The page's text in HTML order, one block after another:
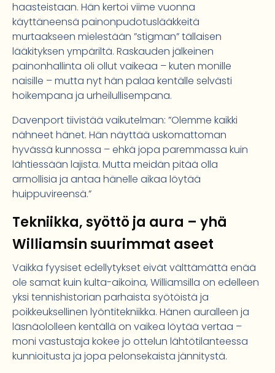
haasteistaan. Hän kertoi viime vuonna
käyttäneensä painonpudotuslääkkeitä
murtaakseen mielestään ”stigman” tällaisen
lääkityksen ympäriltä. Raskauden jälkeinen
painonhallinta oli ollut vaikeaa – kuten monille
naisille – mutta nyt hän palaa kentälle selvästi
hoikempana ja urheilullisempana.
Davenport tiivistää vaikutelman: ”Olemme kaikki
nähneet hänet. Hän näyttää uskomattoman
hyvässä kunnossa – ehkä jopa paremmassa kuin
lähtiessään lajista. Mutta meidän pitää olla
armollisia ja antaa hänelle aikaa löytää
huippuvireensä.”
Tekniikka, syöttö ja aura – yhä
Williamsin suurimmat aseet
Vaikka fyysiset edellytykset eivät välttämättä enää
ole samat kuin kulta-aikoina, Williamsilla on edelleen
yksi tennishistorian parhaista syötöistä ja
poikkeuksellinen lyöntitekniikka. Hänen auralleen ja
läsnäololleen kentällä on vaikea löytää vertaa –
moni vastustaja kokee jo ottelun lähtötilanteessa
kunnioitusta ja jopa pelonsekaista jännitystä.